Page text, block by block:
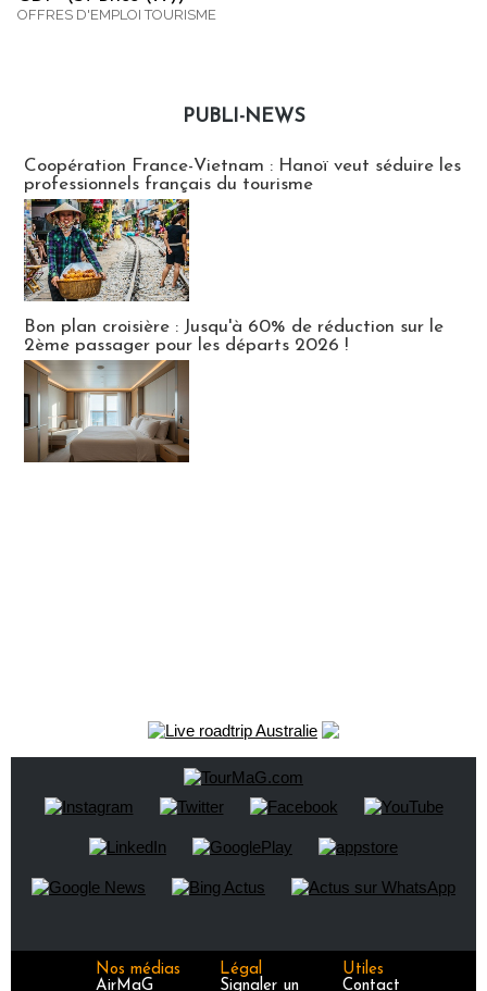
OFFRES D'EMPLOI TOURISME
PUBLI-NEWS
Coopération France-Vietnam : Hanoï veut séduire les
professionnels français du tourisme
Bon plan croisière : Jusqu'à 60% de réduction sur le
2ème passager pour les départs 2026 !
Nos médias
AirMaG
Légal
Signaler un
Utiles
Contact